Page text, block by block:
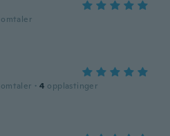
omtaler
omtaler · 4 opplastinger